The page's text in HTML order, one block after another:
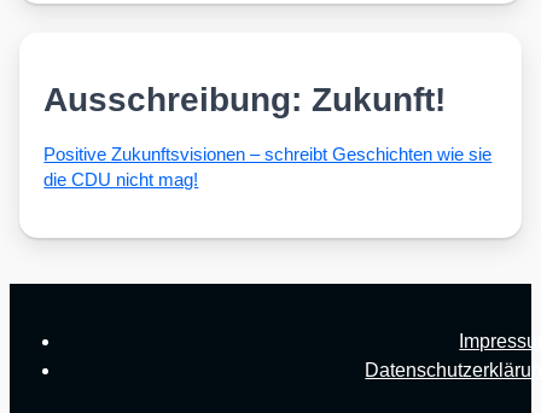
Ausschreibung: Zukunft!
Posi­ti­ve Zukunfts­vi­sio­nen – schreibt Geschich­ten wie sie
die CDU nicht mag!